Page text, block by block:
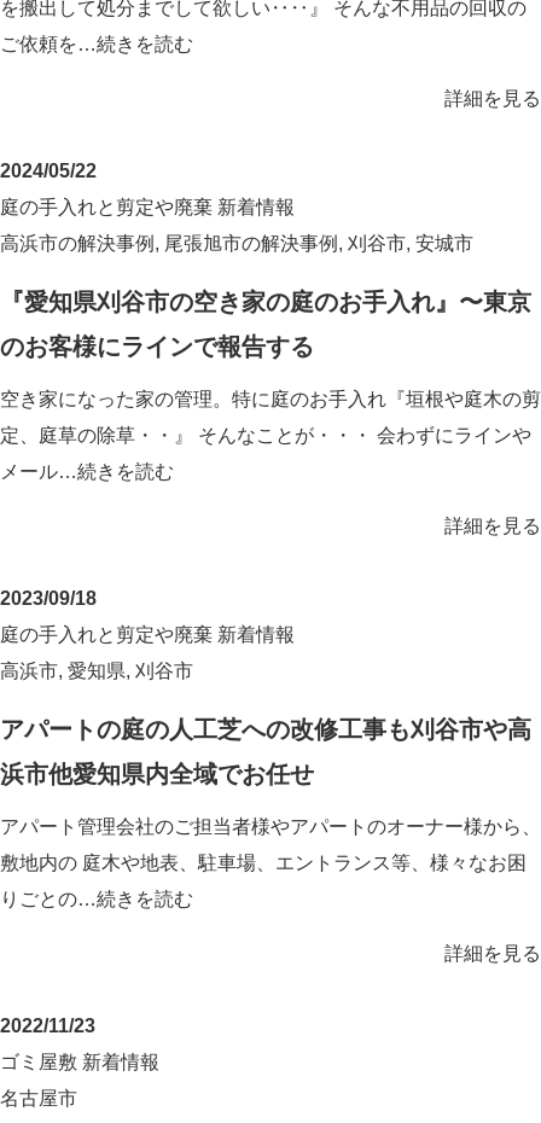
を搬出して処分までして欲しい‥‥』 そんな不用品の回収の
ご依頼を…続きを読む
詳細を見る
2024/05/22
庭の手入れと剪定や廃棄 新着情報
高浜市の解決事例 , 尾張旭市の解決事例 , 刈谷市, 安城市
『愛知県刈谷市の空き家の庭のお手入れ』〜東京
のお客様にラインで報告する
空き家になった家の管理。特に庭のお手入れ『垣根や庭木の剪
定、庭草の除草・・』 そんなことが・・・ 会わずにラインや
メール…続きを読む
詳細を見る
2023/09/18
庭の手入れと剪定や廃棄 新着情報
高浜市, 愛知県, 刈谷市
アパートの庭の人工芝への改修工事も刈谷市や高
浜市他愛知県内全域でお任せ
アパート管理会社のご担当者様やアパートのオーナー様から、
敷地内の 庭木や地表、駐車場、エントランス等、様々なお困
りごとの…続きを読む
詳細を見る
2022/11/23
ゴミ屋敷 新着情報
名古屋市